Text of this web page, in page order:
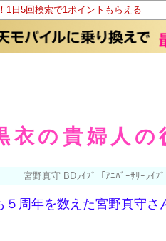
1日5回検索で1ポイントもらえる
の貴婦人
宮野真守 BDﾗｲﾌﾞ「ｱﾆﾊﾞｰｻﾘｰﾗｲﾌﾞ
周年を数えた宮野真守さ